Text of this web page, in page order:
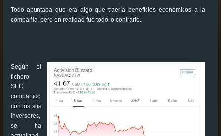
Todo apuntaba que era algo que traería beneficios económicos a la
compañía, pero en realidad fue todo lo contrario.
Según el
fichero
SEC
compartido
con los sus
inversores,
se ha